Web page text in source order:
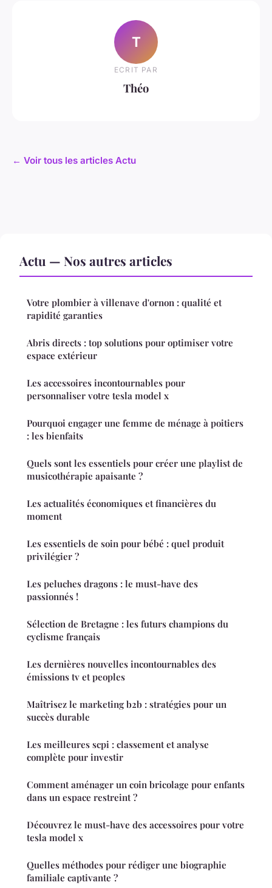
T
ECRIT PAR
Théo
← Voir tous les articles Actu
Actu — Nos autres articles
Votre plombier à villenave d'ornon : qualité et
rapidité garanties
Abris directs : top solutions pour optimiser votre
espace extérieur
Les accessoires incontournables pour
personnaliser votre tesla model x
Pourquoi engager une femme de ménage à poitiers
: les bienfaits
Quels sont les essentiels pour créer une playlist de
musicothérapie apaisante ?
Les actualités économiques et financières du
moment
Les essentiels de soin pour bébé : quel produit
privilégier ?
Les peluches dragons : le must-have des
passionnés !
Sélection de Bretagne : les futurs champions du
cyclisme français
Les dernières nouvelles incontournables des
émissions tv et peoples
Maîtrisez le marketing b2b : stratégies pour un
succès durable
Les meilleures scpi : classement et analyse
complète pour investir
Comment aménager un coin bricolage pour enfants
dans un espace restreint ?
Découvrez le must-have des accessoires pour votre
tesla model x
Quelles méthodes pour rédiger une biographie
familiale captivante ?